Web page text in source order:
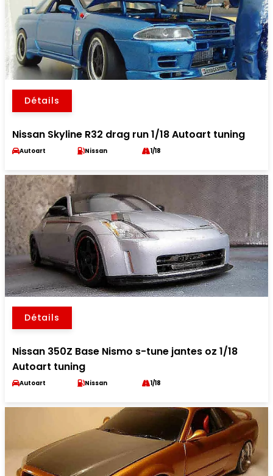
Détails
Nissan Skyline R32 drag run 1/18 Autoart tuning
Autoart Nissan 1/18
Détails
Nissan 350Z Base Nismo s-tune jantes oz 1/18
Autoart tuning
Autoart Nissan 1/18